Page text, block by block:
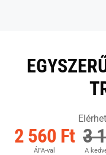
2 560 Ft
ÁFA-val
3
A